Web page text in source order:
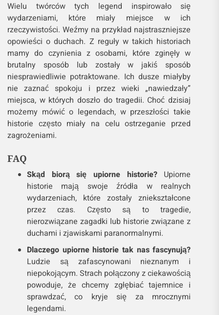
Wielu twórców tych legend inspirowało się
wydarzeniami, które miały miejsce w ich
rzeczywistości. Weźmy na przykład najstraszniejsze
opowieści o duchach. Z reguły w takich historiach
mamy do czynienia z osobami, które zginęły w
brutalny sposób lub zostały w jakiś sposób
niesprawiedliwie potraktowane. Ich dusze miałyby
nie zaznać spokoju i przez wieki „nawiedzały”
miejsca, w których doszło do tragedii. Choć dzisiaj
możemy mówić o legendach, w przeszłości takie
historie często miały na celu ostrzeganie przed
zagrożeniami.
FAQ
Skąd biorą się upiorne historie?Upiorne
historie mają swoje źródła w realnych
wydarzeniach, które zostały zniekształcone
przez czas. Często są to tragedie,
nierozwiązane zagadki lub historie związane z
duchami i zjawiskami paranormalnymi.
Dlaczego upiorne historie tak nas fascynują?
Ludzie są zafascynowani nieznanym i
niepokojącym. Strach połączony z ciekawością
powoduje, że chcemy zgłębiać tajemnice i
sprawdzać, co kryje się za mrocznymi
legendami.